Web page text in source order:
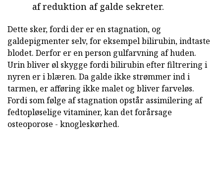
af reduktion af galde sekreter.
Dette sker, fordi der er en stagnation, og
galdepigmenter selv, for eksempel bilirubin, indtaste
blodet. Derfor er en person gulfarvning af huden.
Urin bliver øl skygge fordi bilirubin efter filtrering i
nyren er i blæren. Da galde ikke strømmer ind i
tarmen, er afføring ikke malet og bliver farveløs.
Fordi som følge af stagnation opstår assimilering af
fedtopløselige vitaminer, kan det forårsage
osteoporose - knogleskørhed.